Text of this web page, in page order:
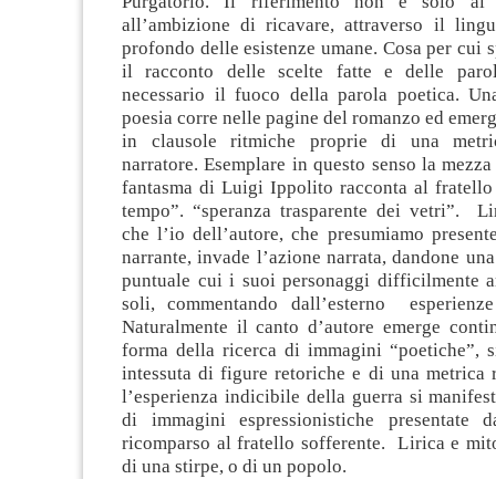
all’ambizione di ricavare, attraverso il
profondo delle esistenze umane. Cosa per cui
il racconto delle scelte fatte e delle
necessario il fuoco della parola poetica.
poesia corre nelle pagine del romanzo ed
in clausole ritmiche proprie di una
narratore. Esemplare in questo senso la
fantasma di Luigi Ippolito racconta al
tempo”. “speranza trasparente dei vetri”.
che l’io dell’autore, che presumiamo
narrante, invade l’azione narrata, dandone
puntuale cui i suoi personaggi difficilmente
soli, commentando dall’esterno
Naturalmente il canto d’autore emerge
forma della ricerca di immagini “poetiche”,
intessuta di figure retoriche e di una metrica
l’esperienza indicibile della guerra si
di immagini espressionistiche presentate
ricomparso al fratello sofferente. Lirica e
di una stirpe, o di un popolo.